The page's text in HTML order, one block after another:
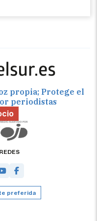
propia; Protege el
periodistas
preferida